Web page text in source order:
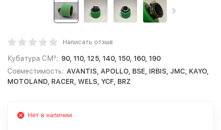
Написать отзыв
Кубатура СМ³: 90, 110, 125, 140, 150, 160, 190
Совместимость: AVANTIS, APOLLO, BSE, IRBIS, JMC, KAYO,
MOTOLAND, RACER, WELS, YCF, BRZ
Нет в наличии